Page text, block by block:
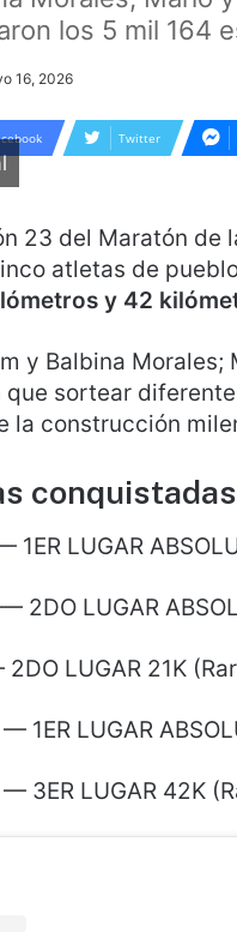
los 5 mil 164
16, 2026
Twitter
23 del Maratón de
atletas de
y 42
y Balbina
sortear
la construcción
conquistadas
LUGAR
2DO LUGAR
LUGAR 21K
1ER LUGAR
3ER LUGAR 42K